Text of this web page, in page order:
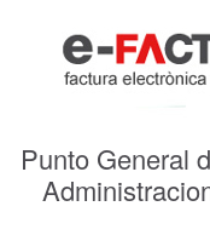
Punto General